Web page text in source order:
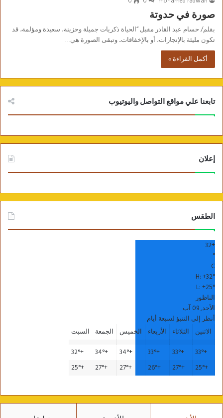
صورة في حدوتة
بقلم/ حسام عبد القادر مقبل “الحياة ذكريات جميلة وحزينة، سعيدة ومؤلمة، قد
تكون مليئة بالإنجازات، أو بالإخفاقات.. وتبقى الصورة هي…
أكمل القراءة »
تابعنا علي مواقع التواصل واليوتيوب
إعلان
الطقس
+
32
°
C
H:+32°
L:+25°
الناظور
الأحد, 09 آب
أنظر إلى التنبؤ لسبعة أيام
الاثنين
الثلاثاء الأربعاء الخميس الجمعة
السبت
+
33°
+
33°
+
33°
+
34°
+
34°
+
32°
+
25°
+
27°
+
26°
+
27°
+
27°
+
25°